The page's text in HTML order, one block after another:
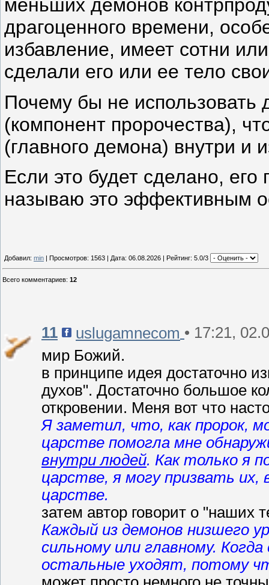
меньших демонов
драгоценного времени,
избавление, имеет сотни
сделали его или ее тело
Почему бы не использовать
(компонент пророчества),
(главного демона) внутри и
Если это будет сделано,
называю это эффективным
Добавил: min | Просмотров: 1563 | Дата: 06.08.2026 | Рейтинг: 5.0/3
Всего комментариев: 12
11 uslugamnecom • 17:21,
мир Божий.
в принципе идея достаточно
духов". Достаточно большое
откровении. Меня вот что
Я заметил, что, как пророк,
царстве помогла мне
внутри людей. Как только я
царстве, я могу призвать
царстве.
затем автор говорит о "наших
Каждый из демонов низшего
сильному или главному.
остальные уходят, потому